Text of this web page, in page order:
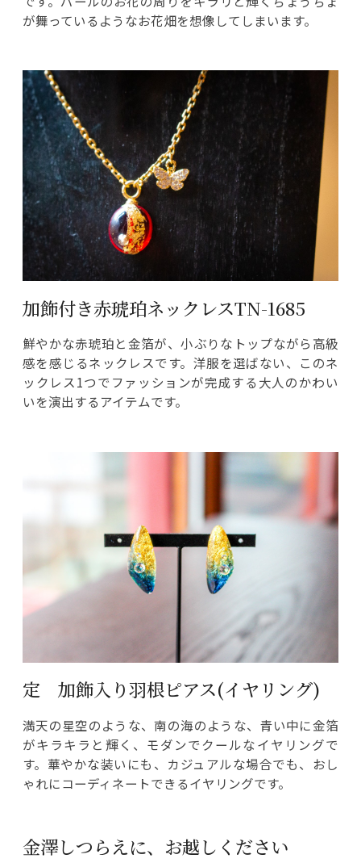
が舞っているようなお花畑を想像してしまいます。
加飾付き赤琥珀ネックレスTN-1685
鮮やかな赤琥珀と金箔が、小ぶりなトップながら高級
感を感じるネックレスです。洋服を選ばない、このネ
ックレス1つでファッションが完成する大人のかわい
いを演出するアイテムです。
定 加飾入り羽根ピアス(イヤリング)
満天の星空のような、南の海のような、青い中に金箔
がキラキラと輝く、モダンでクールなイヤリングで
す。華やかな装いにも、カジュアルな場合でも、おし
ゃれにコーディネートできるイヤリングです。
金澤しつらえに、お越しください